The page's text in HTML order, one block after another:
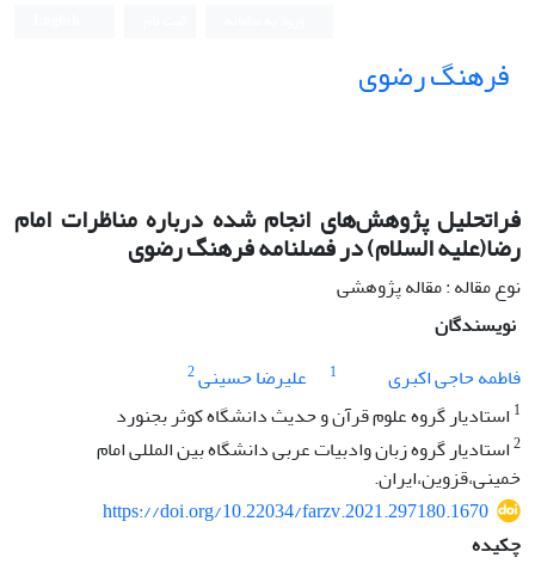
فرهنگ رضوی
فراتحلیل پژوهش‌های انجام شده درباره مناظرات امام
رضا(علیه السلام) در فصلنامه فرهنگ رضوی
نوع مقاله : مقاله پژوهشی
نویسندگان
فاطمه حاجی اکبری
1 علیرضا حسینی2
1 استادیار گروه علوم قرآن و حدیث دانشگاه کوثر بجنورد
2استادیار گروه زبان وادبیات عربی دانشگاه بین المللی امام
خمینی،قزوین،ایران.
https://doi.org/10.22034/farzv.2021.297180.1670
چکیده